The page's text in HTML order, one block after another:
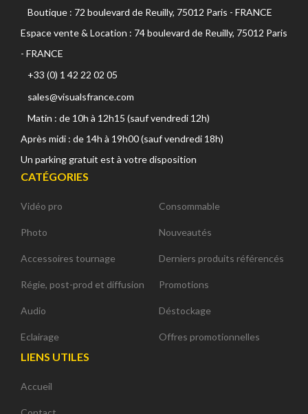
Boutique : 72 boulevard de Reuilly, 75012 Paris - FRANCE
Espace vente & Location : 74 boulevard de Reuilly, 75012 Paris
- FRANCE
+33 (0) 1 42 22 02 05
sales@visualsfrance.com
Matin : de 10h à 12h15 (sauf vendredi 12h)
Après midi : de 14h à 19h00 (sauf vendredi 18h)
Un parking gratuit est à votre disposition
CATÉGORIES
Vidéo pro
Photo
Accessoires tournage
Régie, post-prod et diffusion
Audio
Eclairage
Consommable
Nouveautés
Derniers produits référencés
Promotions
Déstockage
Offres promotionnelles
LIENS UTILES
Accueil